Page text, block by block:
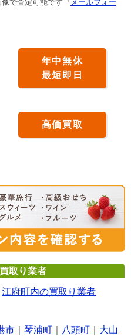
で査定可能です『 メールフォー
年中無休
最短即日
高価買取
取り業者
江府町内の買取り業者
市 琴浦町 八頭町
大山